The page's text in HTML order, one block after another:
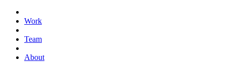
Work
Team
About